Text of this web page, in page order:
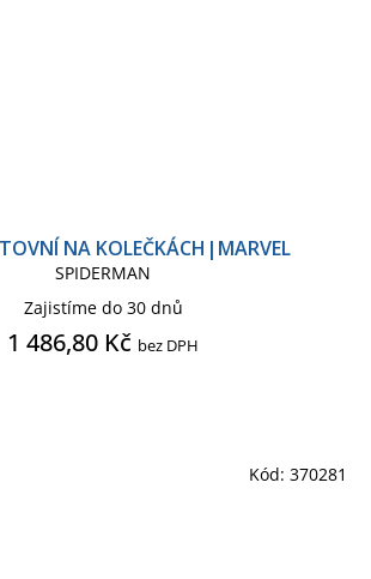
NA KOLEČKÁCH|MARVEL
SPIDERMAN
Zajistíme do 30 dnů
1 486,80 Kč bez DPH
Kód: 370281